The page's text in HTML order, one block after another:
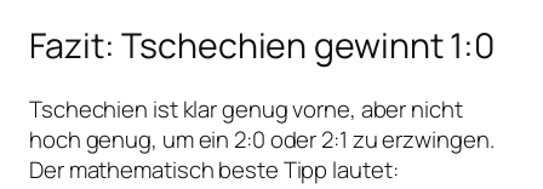
Fazit: Tschechien gewinnt 1:0
Tschechien ist klar genug vorne, aber nicht
hoch genug, um ein 2:0 oder 2:1 zu erzwingen.
Der mathematisch beste Tipp lautet: